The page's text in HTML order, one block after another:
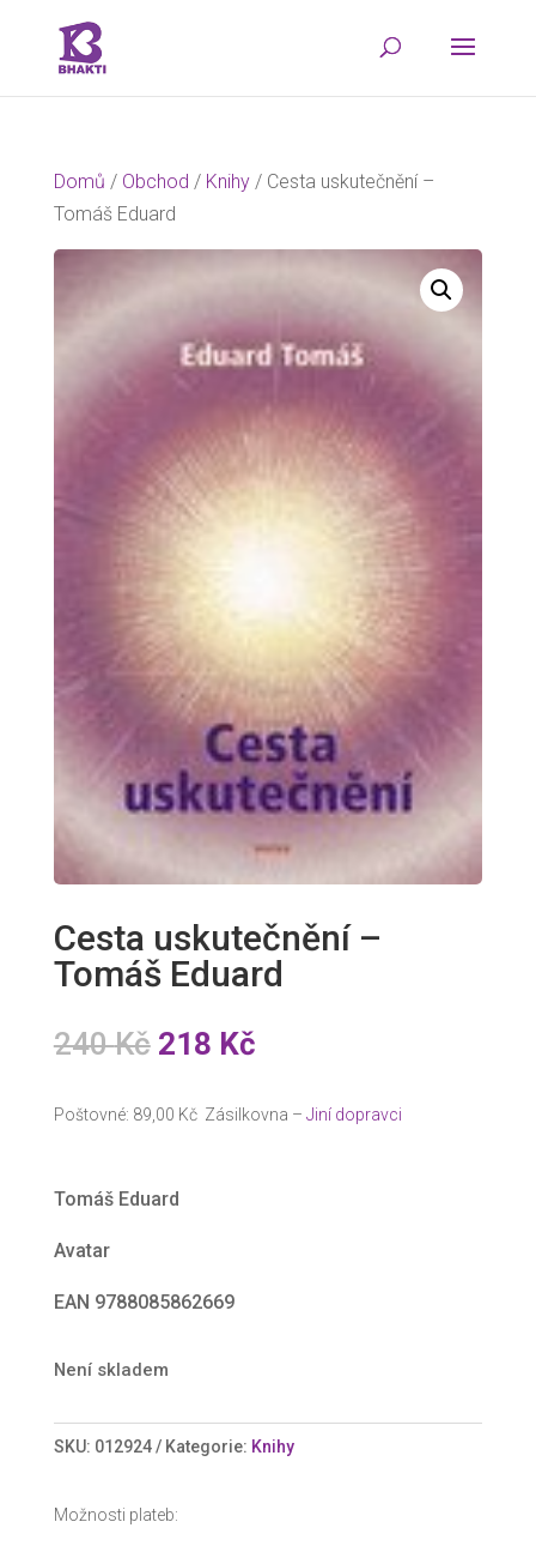
Domů / Obchod / Knihy/ Cesta uskutečnění –
Tomáš Eduard
Cesta uskutečnění –
Tomáš Eduard
240Kč Původní
byla:
218 KčAktuální
je:
Poštovné: 89,00 Kč Zásilkovna – Jiní dopravci
Tomáš Eduard
Avatar
EAN 9788085862669
Není skladem
SKU: 012924 Kategorie: Knihy
Možnosti plateb: